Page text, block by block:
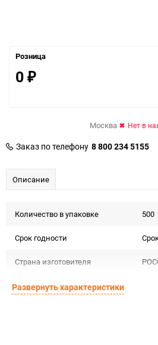
Розница
0 ₽
Москва Нет в
Заказ по телефону 8 800 234 5155
Описание
Количество в упаковке 500
Срок годности
Страна изготовителя
Предназначение товара
Развернуть характеристики